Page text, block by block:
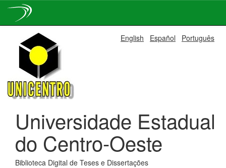
navigation
English Español Português
Universidade Estadual
do Centro-Oeste
Biblioteca Digital de Teses e Dissertações